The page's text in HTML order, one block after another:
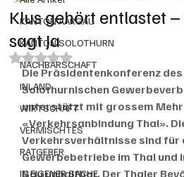
KANTON AARGAU
KANTON SOLOTHURN
NACHBARSCHAFT
INLAND
WIRTSCHAFT
VERMISCHTES
RATGEBER
IN EIGENER SACHE
Klus gehört entlastet
sagt Ja
Mit NaN von 5 Sternen bewertet.
Die Präsidentenkonferenz
Solothurnischen
unterstützt mit grossem
«Verkehrsanbindung Thal».
Verkehrsverhältnisse sind für
Gewerbebetriebe im Thal und
Gäu unhaltbar. Der Thaler